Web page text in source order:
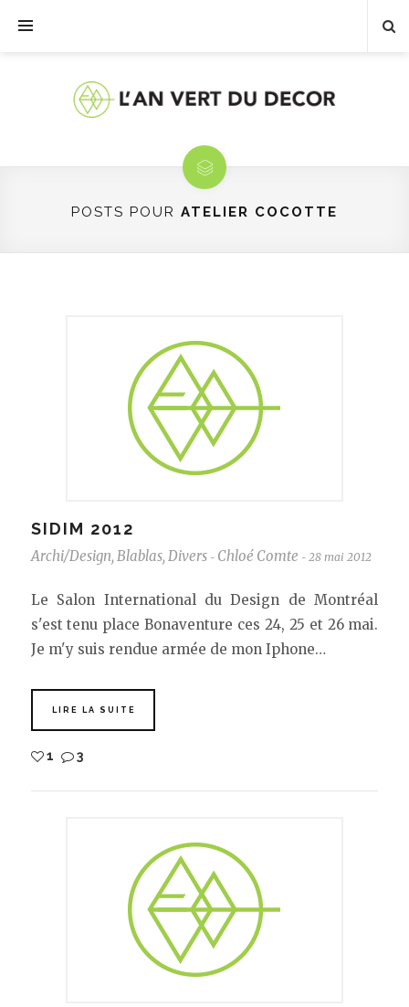
POSTS POUR ATELIER COCOTTE
SIDIM 2012
Archi/Design, Blablas, Divers - Chloé Comte - 28 mai 2012
Le Salon International du Design de Montréal
s'est tenu place Bonaventure ces 24, 25 et 26 mai.
Je m'y suis rendue armée de mon Iphone…
LIRE LA SUITE
1 3